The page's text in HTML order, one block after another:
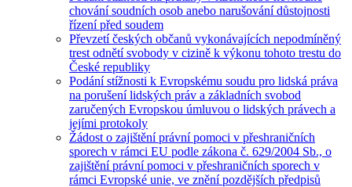
chování soudních osob anebo narušování důstojnosti
řízení před soudem
Převzetí českých občanů vykonávajících nepodmíněný
trest odnětí svobody v cizině k výkonu tohoto trestu do
České republiky
Podání stížnosti k Evropskému soudu pro lidská práva
na porušení lidských práv a základních svobod
zaručených Evropskou úmluvou o lidských právech a
jejími protokoly
Žádost o zajištění právní pomoci v přeshraničních
sporech v rámci EU podle zákona č. 629/2004 Sb., o
zajištění právní pomoci v přeshraničních sporech v
rámci Evropské unie, ve znění pozdějších předpisů